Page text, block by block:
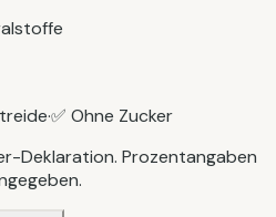
·✅ Ohne Zucker
Deklaration. Prozentangaben